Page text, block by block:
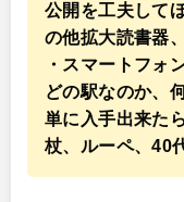
公開を工夫して
の他拡大読書器
・スマートフォ
どの駅なのか、
単に入手出来た
杖、ルーペ、40